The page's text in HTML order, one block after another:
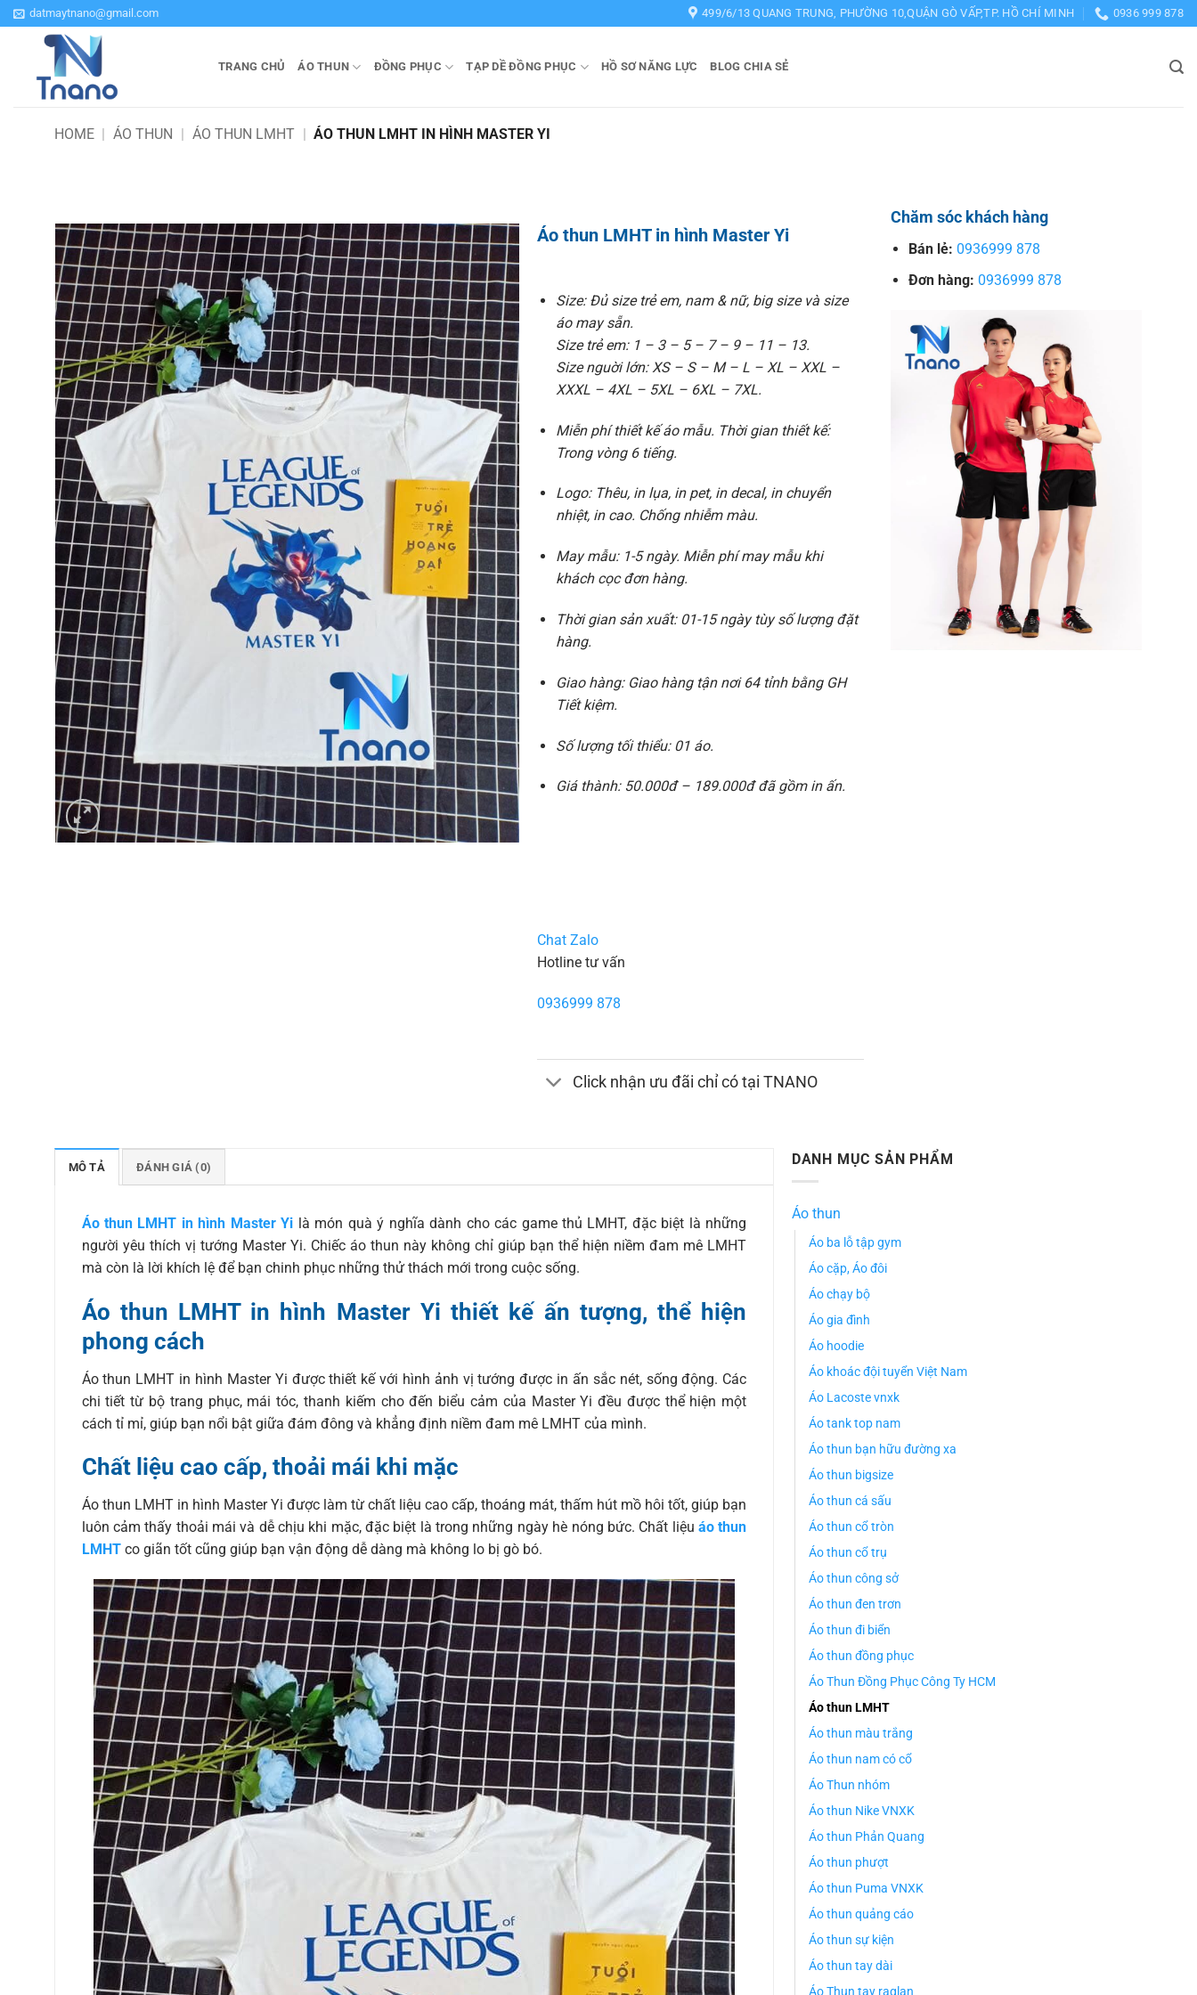
Bỏ
qua
datmaytnano@gmail.com 499/6/13 QUANG TRUNG, PHƯỜNG 10,QUẬN GÒ VẤP,TP. HỒ CHÍ MINH 0936 999 878
TRANG CHỦ ÁO THUN ĐỒNG PHỤC TẠP DỀ ĐỒNG PHỤC HỒ SƠ NĂNG LỰC BLOG CHIA SẺ
HOME | ÁO THUN | ÁO THUN LMHT | ÁO THUN LMHT IN HÌNH MASTER YI
Áo thun LMHT in hình Master Yi
Size: Đủ size trẻ em, nam & nữ, big size và size
áo may sẵn.
Size trẻ em: 1 – 3 – 5 – 7 – 9 – 11 – 13.
Size nguời lớn: XS – S – M – L – XL – XXL –
XXXL – 4XL – 5XL – 6XL – 7XL.
Miễn phí thiết kế áo mẫu. Thời gian thiết kế:
Trong vòng 6 tiếng.
Logo: Thêu, in lụa, in pet, in decal, in chuyển
nhiệt, in cao. Chống nhiễm màu.
May mẫu: 1-5 ngày. Miễn phí may mẫu khi
khách cọc đơn hàng.
Thời gian sản xuất: 01-15 ngày tùy số lượng đặt
hàng.
Giao hàng: Giao hàng tận nơi 64 tỉnh bằng GH
Tiết kiệm.
Số lượng tối thiểu: 01 áo.
Giá thành: 50.000đ – 189.000đ đã gồm in ấn.
Chat Zalo
Hotline tư vấn
0936999 878
Click nhận ưu đãi chỉ có tại TNANO
Chăm sóc khách hàng
Bán lẻ: 0936999 878
Đơn hàng: 0936999 878
MÔ TẢ ĐÁNH GIÁ (0)
Áo thun LMHT in hình Master Yi là món quà ý nghĩa dành cho các game thủ LMHT, đặc biệt là những
người yêu thích vị tướng Master Yi. Chiếc áo thun này không chỉ giúp bạn thể hiện niềm đam mê LMHT
mà còn là lời khích lệ để bạn chinh phục những thử thách mới trong cuộc sống.
Áo thun LMHT in hình Master Yi thiết kế ấn tượng, thể hiện
phong cách
Áo thun LMHT in hình Master Yi được thiết kế với hình ảnh vị tướng được in ấn sắc nét, sống động. Các
chi tiết từ bộ trang phục, mái tóc, thanh kiếm cho đến biểu cảm của Master Yi đều được thể hiện một
cách tỉ mỉ, giúp bạn nổi bật giữa đám đông và khẳng định niềm đam mê LMHT của mình.
Chất liệu cao cấp, thoải mái khi mặc
Áo thun LMHT in hình Master Yi được làm từ chất liệu cao cấp, thoáng mát, thấm hút mồ hôi tốt, giúp bạn
luôn cảm thấy thoải mái và dễ chịu khi mặc, đặc biệt là trong những ngày hè nóng bức. Chất liệu áo thun
LMHTco giãn tốt cũng giúp bạn vận động dễ dàng mà không lo bị gò bó.
DANH MỤC SẢN PHẨM
Áo thun
Áo ba lỗ tập gym
Áo cặp, Áo đôi
Áo chạy bộ
Áo gia đình
Áo hoodie
Áo khoác đội tuyển Việt Nam
Áo Lacoste vnxk
Áo tank top nam
Áo thun bạn hữu đường xa
Áo thun bigsize
Áo thun cá sấu
Áo thun cổ tròn
Áo thun cổ trụ
Áo thun công sở
Áo thun đen trơn
Áo thun đi biển
Áo thun đồng phục
Áo Thun Đồng Phục Công Ty HCM
Áo thun LMHT
Áo thun màu trắng
Áo thun nam có cổ
Áo Thun nhóm
Áo thun Nike VNXK
Áo thun Phản Quang
Áo thun phượt
Áo thun Puma VNXK
Áo thun quảng cáo
Áo thun sự kiện
Áo thun tay dài
Áo Thun tay raglan